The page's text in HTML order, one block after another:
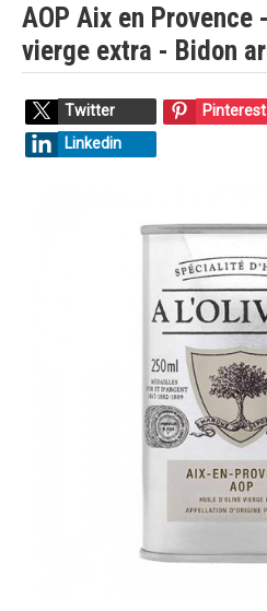
AOP Aix en Provence
vierge extra - Bidon
Twitter Pinterest
Linkedin